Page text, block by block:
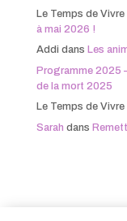
Le Temps de Vivre
à mai 2026 !
Addi dans Les
Programme 2025
de la mort 2025
Le Temps de Vivre
Sarah dans